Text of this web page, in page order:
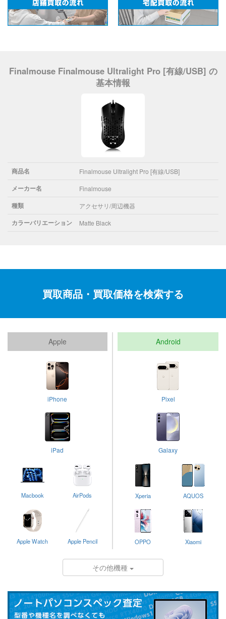
Finalmouse Finalmouse Ultralight Pro [有線/USB] の
基本情報
商品名 Finalmouse Ultralight Pro [有線/USB]
メーカー名 Finalmouse
種類 アクセサリ/周辺機器
カラーバリエーション Matte Black
買取商品・買取価格を検索する
Apple
iPhone
iPad
Macbook AirPods
Apple Watch Apple Pencil
Android
Pixel
Galaxy
Xperia AQUOS
OPPO Xiaomi
その他機種